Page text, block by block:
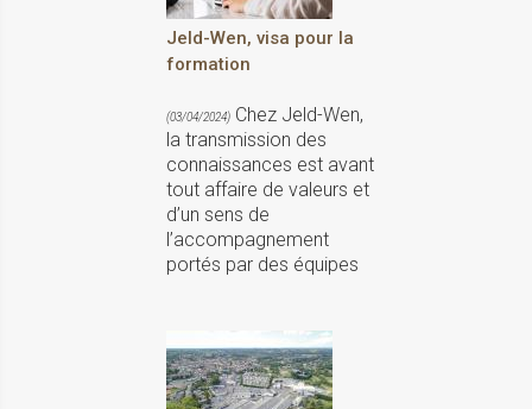
Jeld-Wen, visa pour la
formation
(03/04/2024) Chez Jeld-Wen,
la transmission des
connais­sances est avant
tout affaire de valeurs et
d’un sens de
l’accompagnement
portés par des équipes